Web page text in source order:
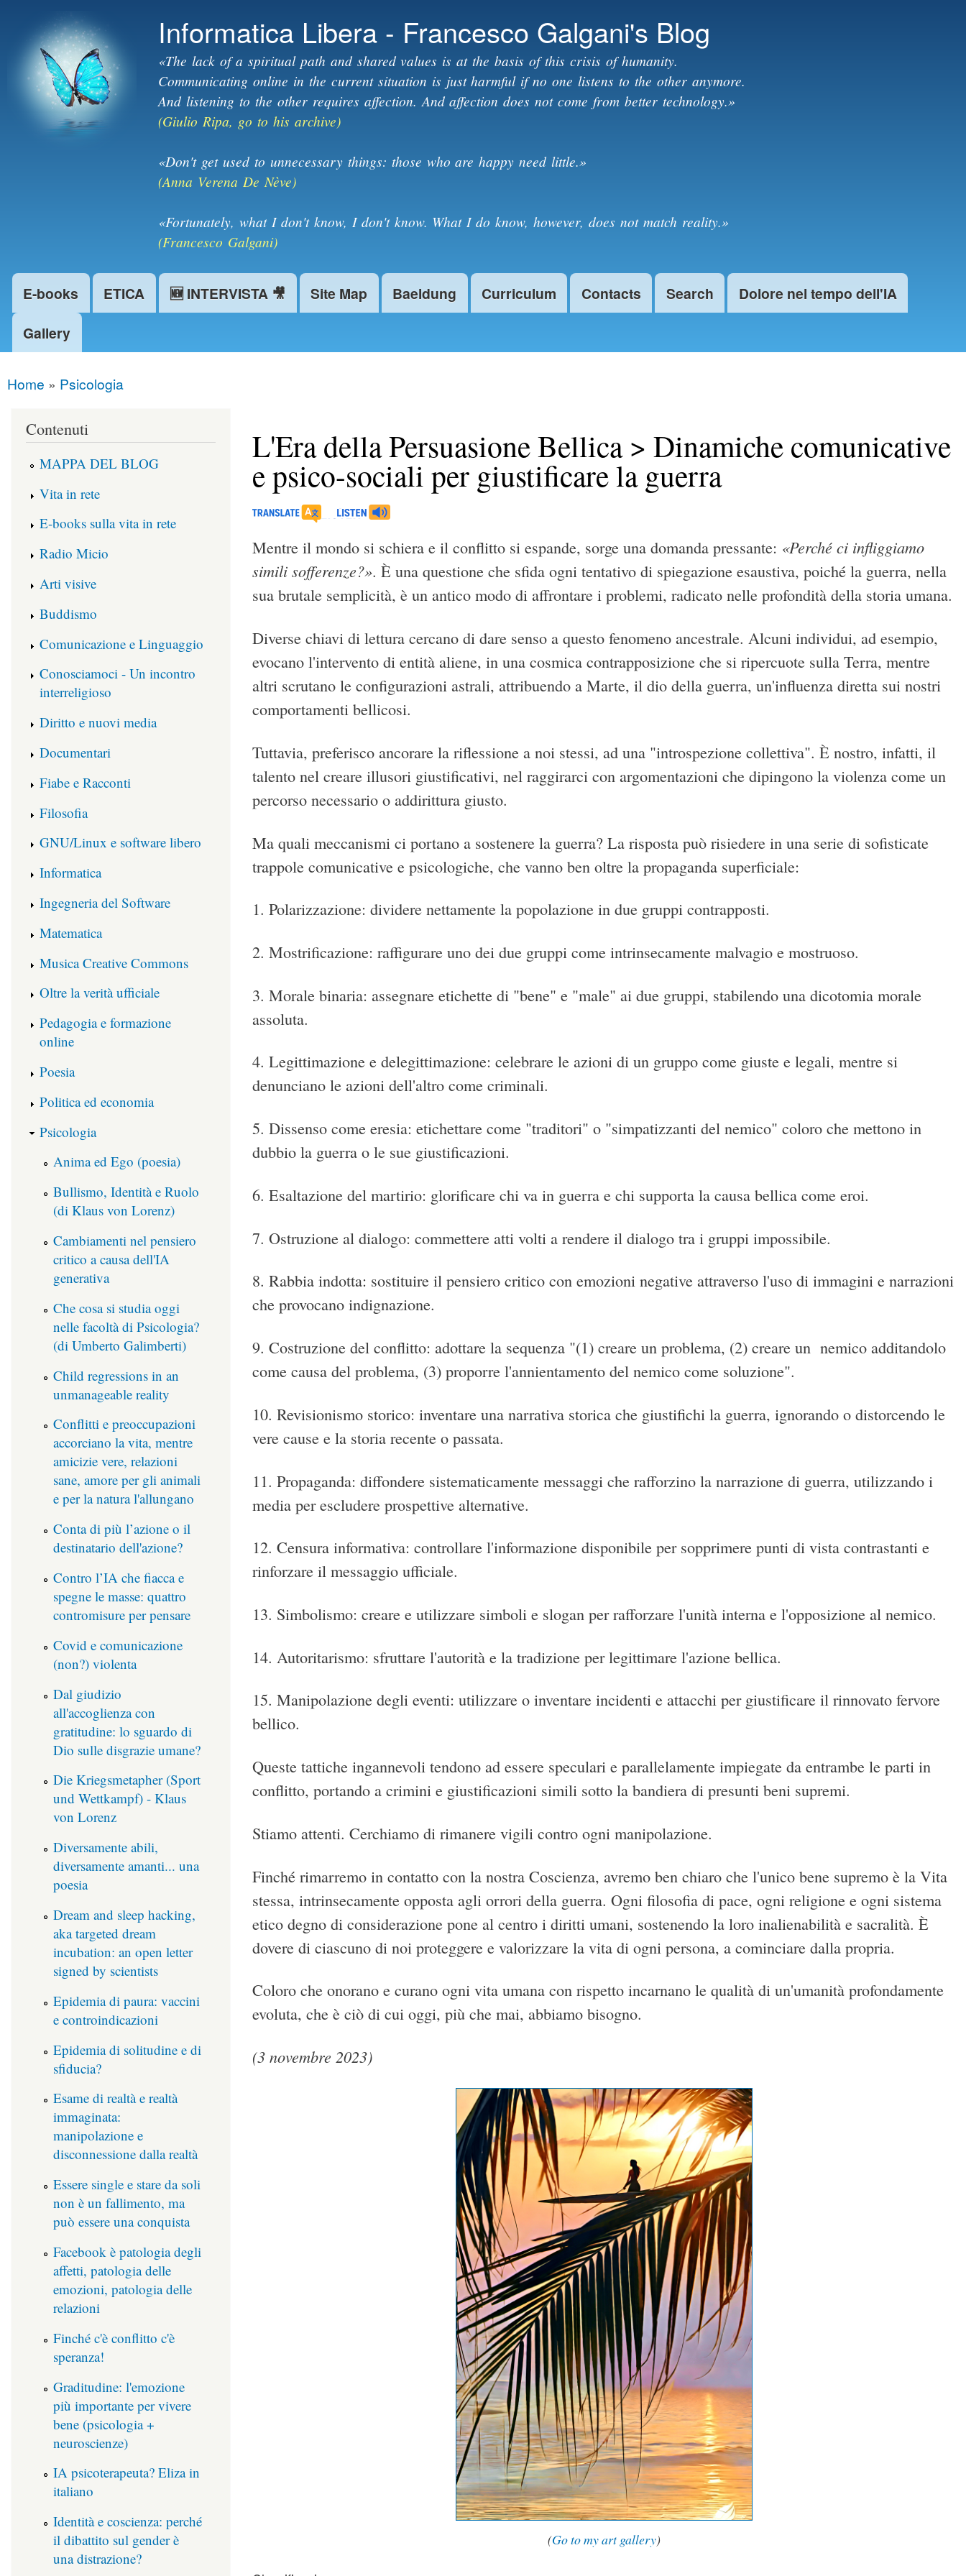
main
content
Informatica Libera - Francesco Galgani's Blog
«The lack of a spiritual path and shared values is at the basis of this crisis of humanity.
Communicating online in the current situation is just harmful if no one listens to the other anymore.
And listening to the other requires affection. And affection does not come from better technology.»
(Giulio Ripa, go to his archive)
«Don't get used to unnecessary things: those who are happy need little.»
(Anna Verena De Nève)
«Fortunately, what I don't know, I don't know. What I do know, however, does not match reality.»
(Francesco Galgani)
Main menu
E-books ETICA 🆕 INTERVISTA 🎥 Site Map Baeldung Curriculum Contacts Search
Dolore nel tempo dell'IA
Gallery
You are here
Home » Psicologia
L'Era della Persuasione Bellica > Dinamiche comunicative
e psico-sociali per giustificare la guerra
Mentre il mondo si schiera e il conflitto si espande, sorge una domanda pressante: «Perché ci infliggiamo
simili sofferenze?». È una questione che sfida ogni tentativo di spiegazione esaustiva, poiché la guerra, nella
sua brutale semplicità, è un antico modo di affrontare i problemi, radicato nelle profondità della storia umana.
Diverse chiavi di lettura cercano di dare senso a questo fenomeno ancestrale. Alcuni individui, ad esempio,
evocano l'intervento di entità aliene, in una cosmica contrapposizione che si ripercuote sulla Terra, mentre
altri scrutano le configurazioni astrali, attribuendo a Marte, il dio della guerra, un'influenza diretta sui nostri
comportamenti bellicosi.
Tuttavia, preferisco ancorare la riflessione a noi stessi, ad una "introspezione collettiva". È nostro, infatti, il
talento nel creare illusori giustificativi, nel raggirarci con argomentazioni che dipingono la violenza come un
percorso necessario o addirittura giusto.
Ma quali meccanismi ci portano a sostenere la guerra? La risposta può risiedere in una serie di sofisticate
trappole comunicative e psicologiche, che vanno ben oltre la propaganda superficiale:
1. Polarizzazione: dividere nettamente la popolazione in due gruppi contrapposti.
2. Mostrificazione: raffigurare uno dei due gruppi come intrinsecamente malvagio e mostruoso.
3. Morale binaria: assegnare etichette di "bene" e "male" ai due gruppi, stabilendo una dicotomia morale
assoluta.
4. Legittimazione e delegittimazione: celebrare le azioni di un gruppo come giuste e legali, mentre si
denunciano le azioni dell'altro come criminali.
5. Dissenso come eresia: etichettare come "traditori" o "simpatizzanti del nemico" coloro che mettono in
dubbio la guerra o le sue giustificazioni.
6. Esaltazione del martirio: glorificare chi va in guerra e chi supporta la causa bellica come eroi.
7. Ostruzione al dialogo: commettere atti volti a rendere il dialogo tra i gruppi impossibile.
8. Rabbia indotta: sostituire il pensiero critico con emozioni negative attraverso l'uso di immagini e narrazioni
che provocano indignazione.
9. Costruzione del conflitto: adottare la sequenza "(1) creare un problema, (2) creare un nemico additandolo
come causa del problema, (3) proporre l'annientamento del nemico come soluzione".
10. Revisionismo storico: inventare una narrativa storica che giustifichi la guerra, ignorando o distorcendo le
vere cause e la storia recente o passata.
11. Propaganda: diffondere sistematicamente messaggi che rafforzino la narrazione di guerra, utilizzando i
media per escludere prospettive alternative.
12. Censura informativa: controllare l'informazione disponibile per sopprimere punti di vista contrastanti e
rinforzare il messaggio ufficiale.
13. Simbolismo: creare e utilizzare simboli e slogan per rafforzare l'unità interna e l'opposizione al nemico.
14. Autoritarismo: sfruttare l'autorità e la tradizione per legittimare l'azione bellica.
15. Manipolazione degli eventi: utilizzare o inventare incidenti e attacchi per giustificare il rinnovato fervore
bellico.
Queste tattiche ingannevoli tendono ad essere speculari e parallelamente impiegate da entrambe le parti in
conflitto, portando a crimini e giustificazioni simili sotto la bandiera di presunti beni supremi.
Stiamo attenti. Cerchiamo di rimanere vigili contro ogni manipolazione.
Finché rimarremo in contatto con la nostra Coscienza, avremo ben chiaro che l'unico bene supremo è la Vita
stessa, intrinsecamente opposta agli orrori della guerra. Ogni filosofia di pace, ogni religione e ogni sistema
etico degno di considerazione pone al centro i diritti umani, sostenendo la loro inalienabilità e sacralità. È
dovere di ciascuno di noi proteggere e valorizzare la vita di ogni persona, a cominciare dalla propria.
Coloro che onorano e curano ogni vita umana con rispetto incarnano le qualità di un'umanità profondamente
evoluta, che è ciò di cui oggi, più che mai, abbiamo bisogno.
(3 novembre 2023)
(Go to my art gallery)
Contenuti
MAPPA DEL BLOG
Vita in rete
E-books sulla vita in rete
Radio Micio
Arti visive
Buddismo
Comunicazione e Linguaggio
Conosciamoci - Un incontro
interreligioso
Diritto e nuovi media
Documentari
Fiabe e Racconti
Filosofia
GNU/Linux e software libero
Informatica
Ingegneria del Software
Matematica
Musica Creative Commons
Oltre la verità ufficiale
Pedagogia e formazione
online
Poesia
Politica ed economia
Psicologia
Anima ed Ego (poesia)
Bullismo, Identità e Ruolo
(di Klaus von Lorenz)
Cambiamenti nel pensiero
critico a causa dell'IA
generativa
Che cosa si studia oggi
nelle facoltà di Psicologia?
(di Umberto Galimberti)
Child regressions in an
unmanageable reality
Conflitti e preoccupazioni
accorciano la vita, mentre
amicizie vere, relazioni
sane, amore per gli animali
e per la natura l'allungano
Conta di più l’azione o il
destinatario dell'azione?
Contro l’IA che fiacca e
spegne le masse: quattro
contromisure per pensare
Covid e comunicazione
(non?) violenta
Dal giudizio
all'accoglienza con
gratitudine: lo sguardo di
Dio sulle disgrazie umane?
Die Kriegsmetapher (Sport
und Wettkampf) - Klaus
von Lorenz
Diversamente abili,
diversamente amanti... una
poesia
Dream and sleep hacking,
aka targeted dream
incubation: an open letter
signed by scientists
Epidemia di paura: vaccini
e controindicazioni
Epidemia di solitudine e di
sfiducia?
Esame di realtà e realtà
immaginata:
manipolazione e
disconnessione dalla realtà
Essere single e stare da soli
non è un fallimento, ma
può essere una conquista
Facebook è patologia degli
affetti, patologia delle
emozioni, patologia delle
relazioni
Finché c'è conflitto c'è
speranza!
Graditudine: l'emozione
più importante per vivere
bene (psicologia +
neuroscienze)
IA psicoterapeuta? Eliza in
italiano
Identità e coscienza: perché
il dibattito sul gender è
una distrazione?